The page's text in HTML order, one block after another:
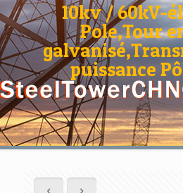
10kv / 60kV-
Pole,Tour
puissance